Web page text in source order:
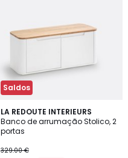
Saldos
LA REDOUTE INTERIEURS
Banco de arrumação Stolico, 2
portas
329.00 €
4,4
/ 5